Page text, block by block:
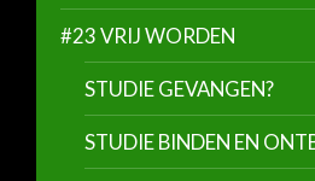
#23 VRIJ WORDEN
STUDIE GEVANGEN?
STUDIE BINDEN EN